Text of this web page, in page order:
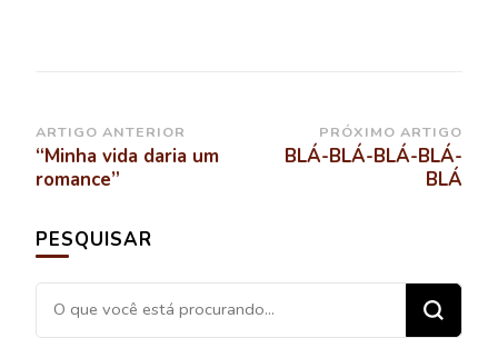
Navegação
de
ARTIGO ANTERIOR
“Minha vida daria um
romance”
PRÓXIMO ARTIGO
BLÁ-BLÁ-BLÁ-BLÁ-
BLÁ
PESQUISAR
Procurando
algo?